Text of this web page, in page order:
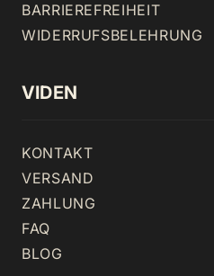
BARRIEREFREIHEIT
WIDERRUFSBELEHRUNG
VIDEN
KONTAKT
VERSAND
ZAHLUNG
FAQ
BLOG